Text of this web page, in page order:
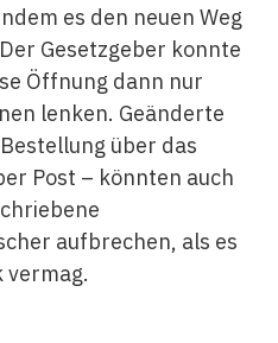
es den neuen Weg
Gesetzgeber konnte
Öffnung dann nur
lenken. Geänderte
über das
Post – könnten auch
aufbrechen, als es